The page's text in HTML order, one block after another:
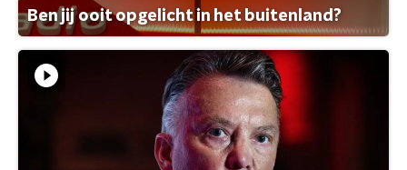
Ben jij ooit opgelicht in het buitenland?